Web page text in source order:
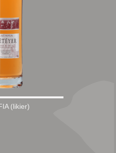
(likier)